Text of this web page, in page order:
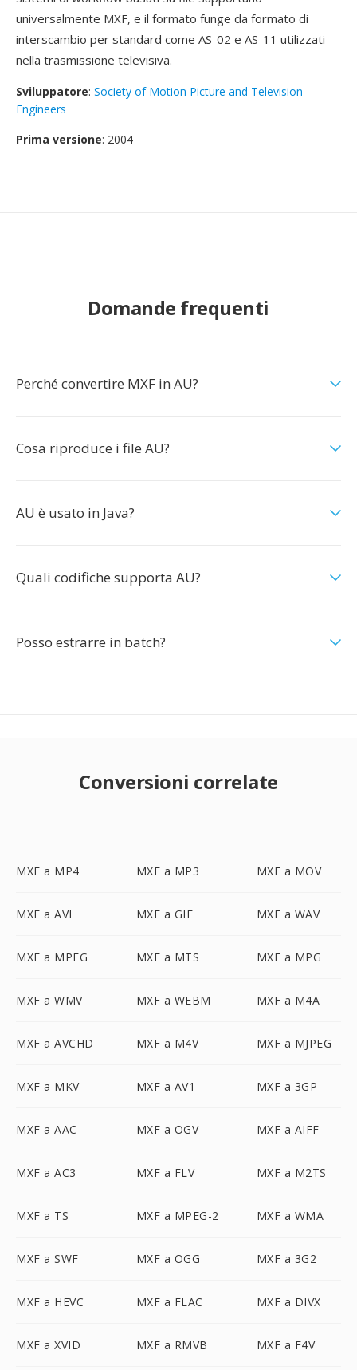
universalmente MXF, e il formato funge da formato di
interscambio per standard come AS-02 e AS-11 utilizzati
nella trasmissione televisiva.
Sviluppatore: Society of Motion Picture and Television
Engineers
Prima versione: 2004
Domande frequenti
Perché convertire MXF in AU?
Cosa riproduce i file AU?
AU è usato in Java?
Quali codifiche supporta AU?
Posso estrarre in batch?
Conversioni correlate
MXF a MP4 MXF a MP3 MXF a MOV
MXF a AVI MXF a GIF MXF a WAV
MXF a MPEG MXF a MTS MXF a MPG
MXF a WMV MXF a WEBM MXF a M4A
MXF a AVCHD MXF a M4V MXF a MJPEG
MXF a MKV MXF a AV1 MXF a 3GP
MXF a AAC MXF a OGV MXF a AIFF
MXF a AC3 MXF a FLV MXF a M2TS
MXF a TS MXF a MPEG-2 MXF a WMA
MXF a SWF MXF a OGG MXF a 3G2
MXF a HEVC MXF a FLAC MXF a DIVX
MXF a XVID MXF a RMVB MXF a F4V